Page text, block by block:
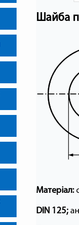
Шайба
Матеріал:
DIN 125;